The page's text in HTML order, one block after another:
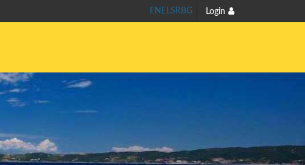
Login
EN ELSRBG